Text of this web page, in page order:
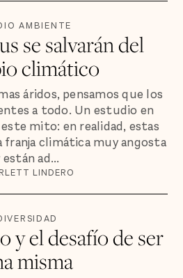
AMBIENTE
se salvarán del
climático
áridos, pensamos que los
a todo. Un estudio en
mito: en realidad, estas
franja climática muy angosta
están ad...
LINDERO
y el desafío de ser
misma